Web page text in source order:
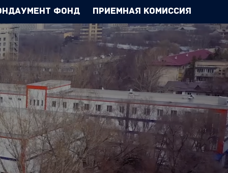
Фонд Приемная комиссия